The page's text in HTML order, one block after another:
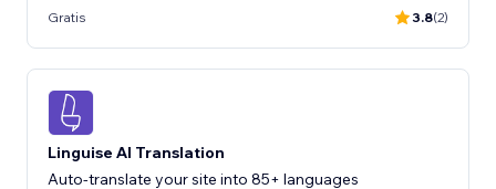
Gratis 3.8(2)
Linguise AI Translation
Auto-translate your site into 85+ languages